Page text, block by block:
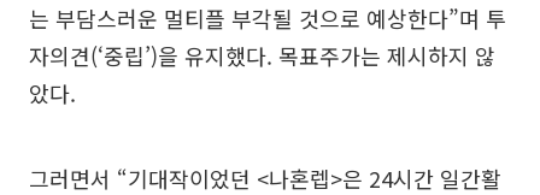
는 부담스러운 멀티플 부각될 것으로 예상한다”며 투
자의견(‘중립’)을 유지했다. 목표주가는 제시하지 않
았다.
그러면서 “기대작이었던 <나혼렙>은 24시간 일간활